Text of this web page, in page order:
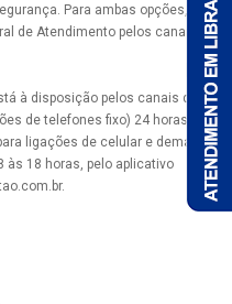
Para ambas opções, é
de Atendimento pelos canais
à disposição pelos canais de
de telefones fixo) 24 horas,
ligações de celular e demais
às 18 horas, pelo aplicativo